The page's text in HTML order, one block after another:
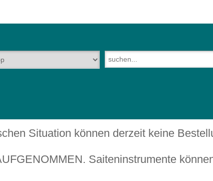
Situation können derzeit keine
Saiteninstrumente